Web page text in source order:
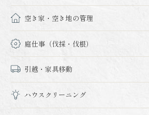
空き家・空き地の管理
庭仕事（伐採・伐根）
引越・家具移動
ハウスクリーニング